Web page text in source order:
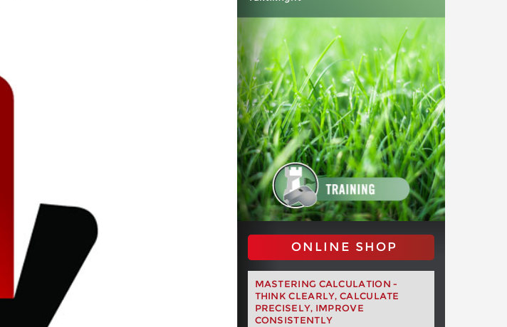
ONLINE SHOP
MASTERING CALCULATION -
THINK CLEARLY, CALCULATE
PRECISELY, IMPROVE
CONSISTENTLY